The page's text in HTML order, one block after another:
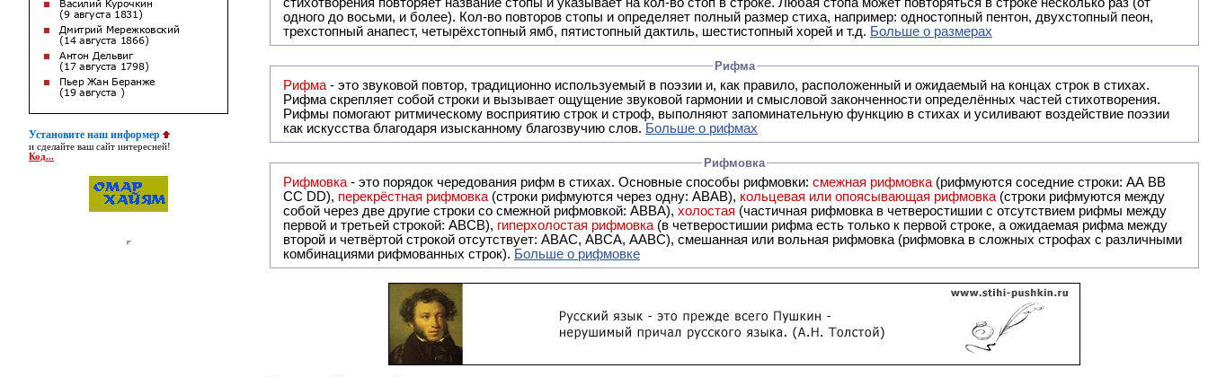
Установите наш информер
и сделайте ваш сайт интересней!
Код...
одного до восьми, и более). Кол-во повторов стопы и определяет полный размер стиха, например: одностопный пентон, двухстопный пеон,
трехстопный анапест, четырёхстопный ямб, пятистопный дактиль, шестистопный хорей и т.д. Больше о размерах
Рифма
Рифма
- это звуковой повтор, традиционно используемый в поэзии и, как правило, расположенный и ожидаемый на концах строк в стихах.
Рифма скрепляет собой строки и вызывает ощущение звуковой гармонии и смысловой законченности определённых частей стихотворения.
Рифмы помогают ритмическому восприятию строк и строф, выполняют запоминательную функцию в стихах и усиливают воздействие поэзии
как искусства благодаря изысканному благозвучию слов. Больше о рифмах
Рифмовка
Рифмовка - это порядок чередования рифм в стихах. Основные способы рифмовки: смежная рифмовка (рифмуются соседние строки: AA ВВ
СС DD), перекрёстная рифмовка (строки рифмуются через одну: ABAB), кольцевая или опоясывающая рифмовка (строки рифмуются между
собой через две другие строки со смежной рифмовкой: ABBA), холостая (частичная рифмовка в четверостишии с отсутствием рифмы между
первой и третьей строкой: АBCB), гиперхолостая рифмовка (в четверостишии рифма есть только к первой строке, а ожидаемая рифма между
второй и четвёртой строкой отсутствует: ABAC, ABCA, AABC), смешанная или вольная рифмовка (рифмовка в сложных строфах с различными
комбинациями рифмованных строк). Больше о рифмовке